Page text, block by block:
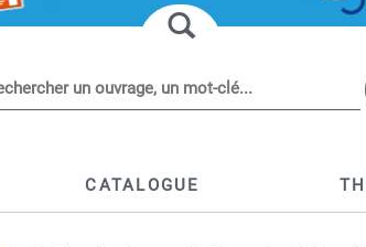
CATALOGUE